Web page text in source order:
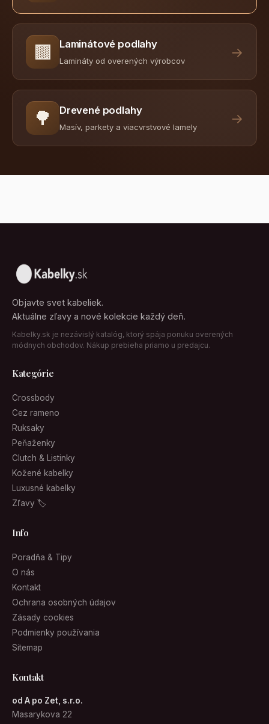
🟫 Laminátové podlahy
Lamináty od overených výrobcov
→
🌳 Drevené podlahy
Masív, parkety a viacvrstvové lamely
→
Objavte svet kabeliek.
Aktuálne zľavy a nové kolekcie každý deň.
Kabelky.sk je nezávislý katalóg, ktorý spája ponuku overených
módnych obchodov. Nákup prebieha priamo u predajcu.
Kategórie
Crossbody
Cez rameno
Ruksaky
Peňaženky
Clutch & Listinky
Kožené kabelky
Luxusné kabelky
Zľavy 🏷
Info
Poradňa & Tipy
O nás
Kontakt
Ochrana osobných údajov
Zásady cookies
Podmienky používania
Sitemap
Kontakt
od A po Zet, s.r.o.
Masarykova 22